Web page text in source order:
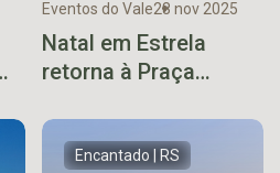
Eventos do Vale28 nov 2025
Natal em Estrela
retorna à Praça
nesta sexta-feira
Encantado | RS